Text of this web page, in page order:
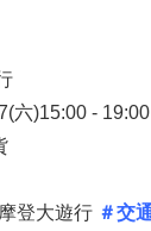
六)15:00 - 19:00
登大遊行 ＃交